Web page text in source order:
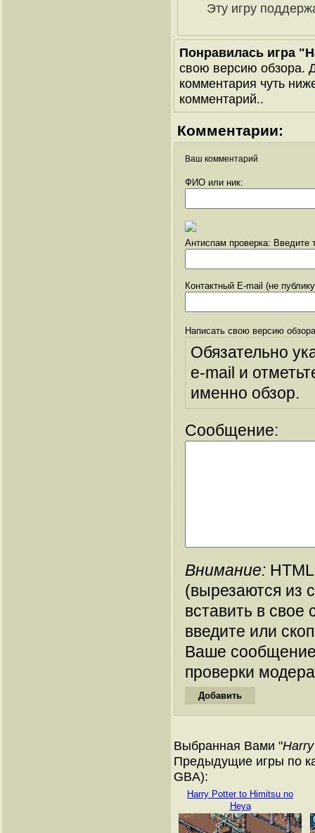
Эту игру
Понравилась игра
свою версию обзора.
комментария чуть
комментарий..
Комментарии:
Ваш комментарий
ФИО или ник:
Антиспам проверка: Введите
Контактный E-mail (не
Написать свою версию
Обязательно
e-mail и
именно обзор.
Сообщение:
Внимание:
(вырезаются из
вставить в
введите или
Ваше
проверки
Выбранная Вами "
Предыдущие игры по
GBA):
Harry Potter to Himitsu no
Heya